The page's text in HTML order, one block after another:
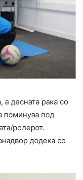
а десната рака со
поминува под
ролерот.
додека со